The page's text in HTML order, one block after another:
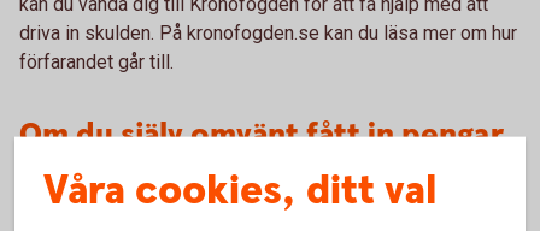
driva in skulden. På kronofogden.se kan du läsa mer om hur
förfarandet går till.
Om du själv omvänt fått in pengar
av misstag på ditt konto?
Våra cookies, ditt val